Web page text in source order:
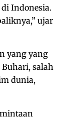
Indonesia.
ujar
yang yang
salah
dunia,